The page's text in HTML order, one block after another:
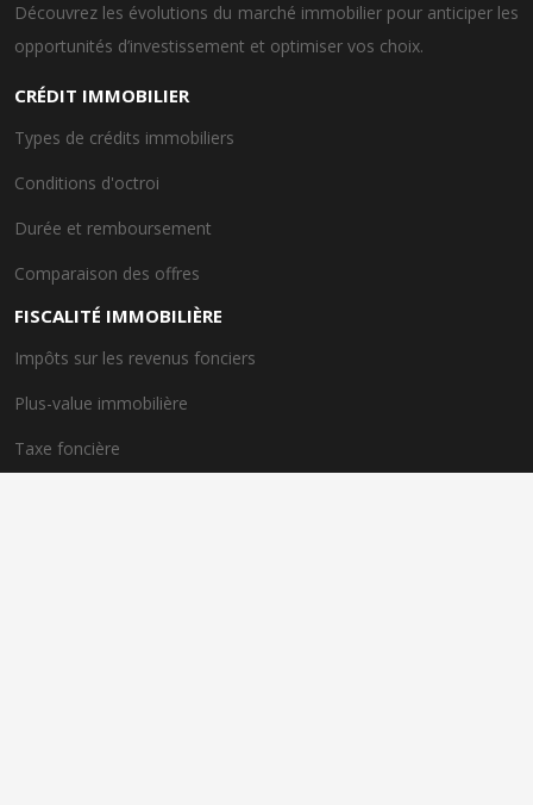
Découvrez les évolutions du marché immobilier pour anticiper les
opportunités d’investissement et optimiser vos choix.
CRÉDIT IMMOBILIER
Types de crédits immobiliers
Conditions d'octroi
Durée et remboursement
Comparaison des offres
FISCALITÉ IMMOBILIÈRE
Impôts sur les revenus fonciers
Plus-value immobilière
Taxe foncière